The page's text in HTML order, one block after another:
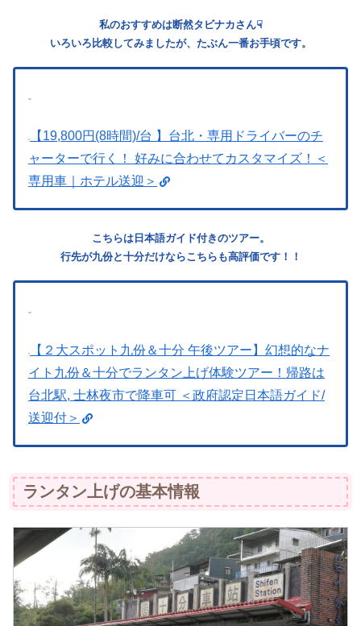
私のおすすめは断然タビナカさん☟
いろいろ比較してみましたが、たぶん一番お手頃です。
【19,800円(8時間)/台 】台北・専用ドライバーのチ
ャーターで行く！ 好みに合わせてカスタマイズ！＜
専用車｜ホテル送迎＞
こちらは日本語ガイド付きのツアー。
行先が九份と十分だけならこちらも高評価です！！
【２大スポット九份＆十分 午後ツアー】幻想的なナ
イト九份＆十分でランタン上げ体験ツアー！帰路は
台北駅, 士林夜市で降車可 ＜政府認定日本語ガイド/
送迎付＞
ランタン上げの基本情報